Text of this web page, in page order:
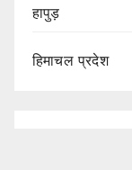
हापुड़
हिमाचल प्रदेश